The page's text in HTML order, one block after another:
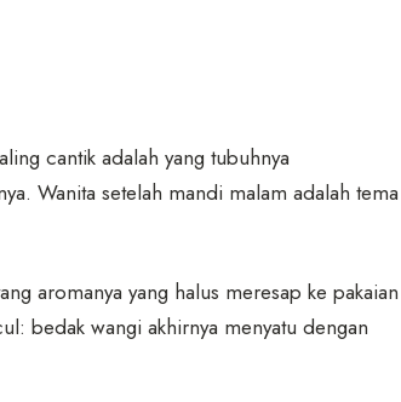
cantik adalah yang tubuhnya
Wanita setelah mandi malam adalah tema
aromanya yang halus meresap ke pakaian
bedak wangi akhirnya menyatu dengan